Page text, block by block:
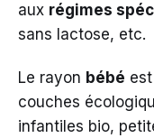
aux régimes
sans lactose, etc.
Le rayon bébé
couches
infantiles bio,